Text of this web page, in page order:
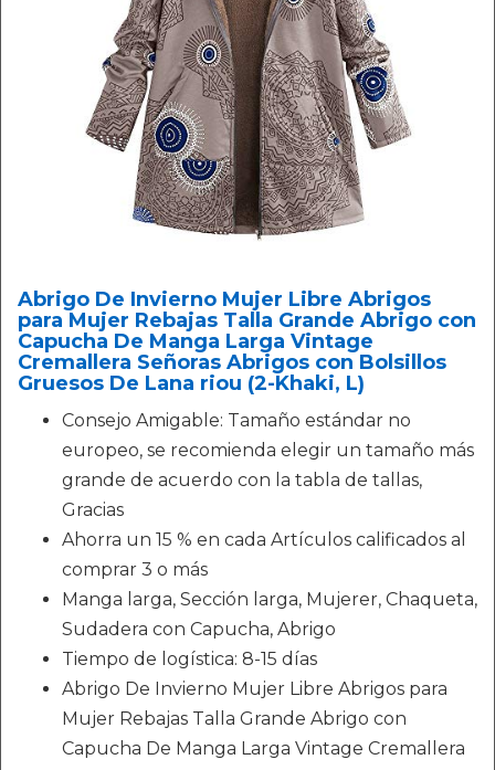
Abrigo De Invierno Mujer Libre Abrigos
para Mujer Rebajas Talla Grande Abrigo con
Capucha De Manga Larga Vintage
Cremallera Señoras Abrigos con Bolsillos
Gruesos De Lana riou (2-Khaki, L)
Consejo Amigable: Tamaño estándar no
europeo, se recomienda elegir un tamaño más
grande de acuerdo con la tabla de tallas,
Gracias
Ahorra un 15 % en cada Artículos calificados al
comprar 3 o más
Manga larga, Sección larga, Mujerer, Chaqueta,
Sudadera con Capucha, Abrigo
Tiempo de logística: 8-15 días
Abrigo De Invierno Mujer Libre Abrigos para
Mujer Rebajas Talla Grande Abrigo con
Capucha De Manga Larga Vintage Cremallera